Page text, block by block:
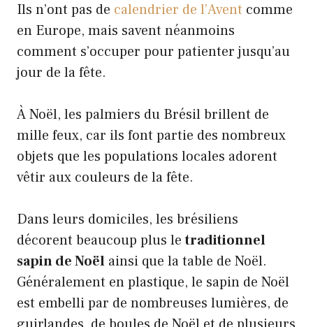
Ils n’ont pas de calendrier de l’Avent comme
en Europe, mais savent néanmoins
comment s’occuper pour patienter jusqu’au
jour de la fête.
À Noël, les palmiers du Brésil brillent de
mille feux, car ils font partie des nombreux
objets que les populations locales adorent
vêtir aux couleurs de la fête.
Dans leurs domiciles, les brésiliens
décorent beaucoup plus letraditionnel
sapin de Noël ainsi que la table de Noël.
Généralement en plastique, le sapin de Noël
est embelli par de nombreuses lumières, de